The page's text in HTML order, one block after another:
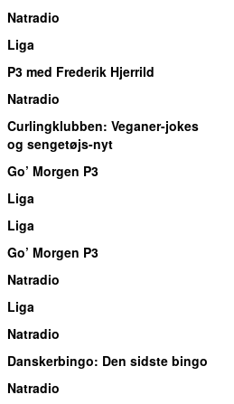
Natradio
Liga
P3 med Frederik Hjerrild
Natradio
Curlingklubben: Veganer-jokes
og sengetøjs-nyt
Go’ Morgen P3
Liga
Liga
Go’ Morgen P3
Natradio
Liga
Natradio
Danskerbingo: Den sidste bingo
Natradio